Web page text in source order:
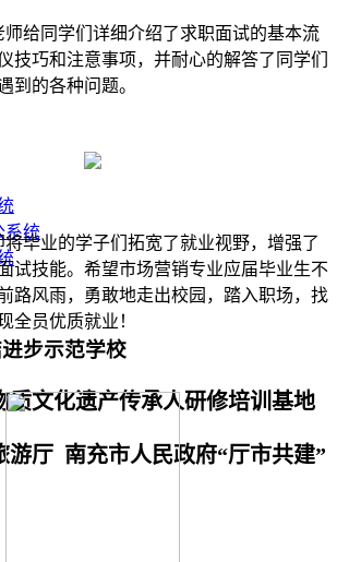
系统
步示范学校
质文化遗产传承人研修培训基地
游厅 南充市人民政府“厅市共建”
给同学们详细介绍了求职面试的基本流
技巧和注意事项，并耐心的解答了同学们
到的各种问题。
毕业的学子们拓宽了就业视野，增强了
试技能。希望市场营销专业应届毕业生不
路风雨，勇敢地走出校园，踏入职场，找
全员优质就业！